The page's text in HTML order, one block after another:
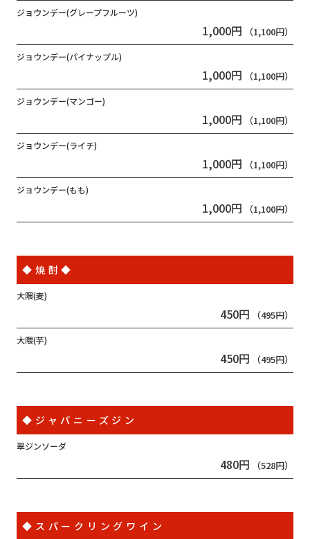
ジョウンデー(グレープフルーツ)
1,000円 （1,100円）
ジョウンデー(パイナップル)
1,000円 （1,100円）
ジョウンデー(マンゴー)
1,000円 （1,100円）
ジョウンデー(ライチ)
1,000円 （1,100円）
ジョウンデー(もも)
1,000円 （1,100円）
◆焼酎◆
大隈(麦)
450円 （495円）
大隈(芋)
450円 （495円）
◆ジャパニーズジン
翠ジンソーダ
480円 （528円）
◆スパークリングワイン